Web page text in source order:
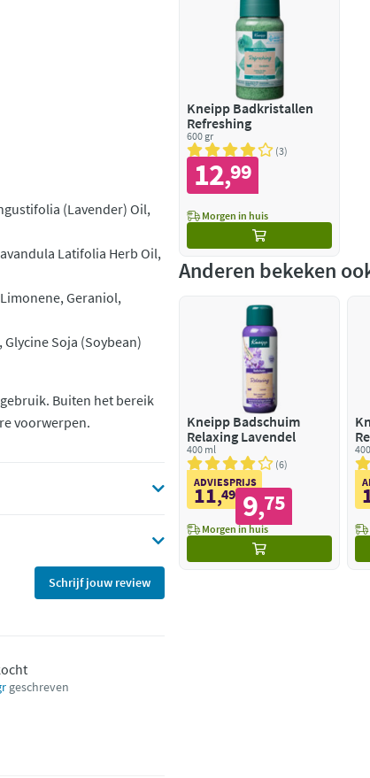
(Lavender) Oil,
Latifolia Herb Oil,
Geraniol,
Soja (Soybean)
Buiten het bereik
voorwerpen.
Schrijf jouw review
geschreven
Kneipp Badkristallen
Refreshing
600 gr
3
12,99
Morgen in huis
Anderen bekeken
Kneipp Badschuim
Relaxing Lavendel
400 ml
6
ADVIESPRIJS
11,49 9,75
Morgen in huis